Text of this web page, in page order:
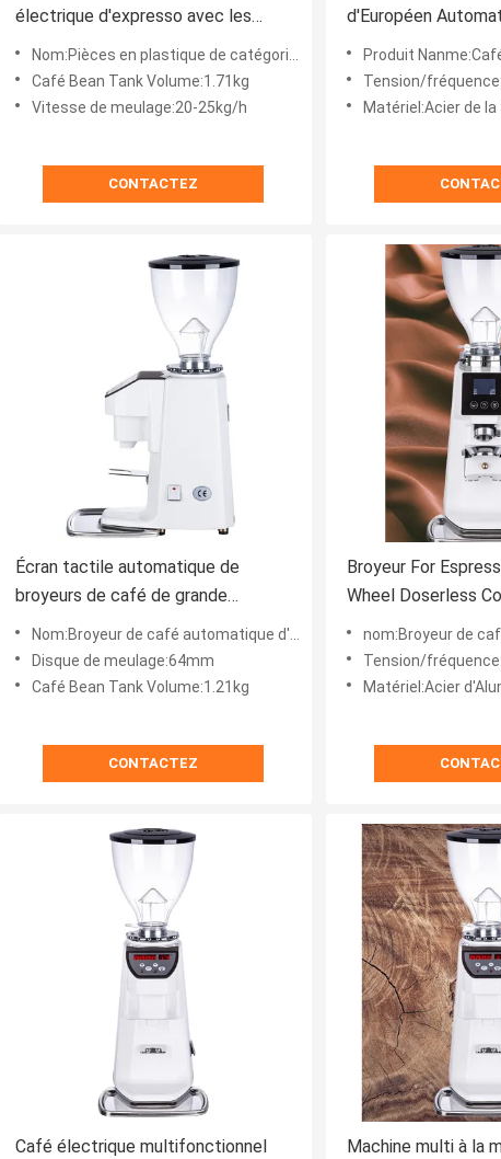
électrique d'expresso avec les
bavures titaniques
Nom:Pièces en plastique de catégorie de l'alliage +food d'Alumnium
Café Bean Tank Volume:1.71kg
Vitesse de meulage:20-25kg/h
CONTACTEZ
d'Européen
Bean Grinding
Produit Nanme:Café Bean
Tension/
Matériel:Acier de la fibre
Écran tactile automatique de
broyeurs de café de grande
capacité
Nom:Broyeur de café automatique d'écran tactile
Disque de meulage:64mm
Café Bean Tank Volume:1.21kg
CONTACTEZ
Broyeur For
Wheel Doserless
nom:Broyeur de café plate de
Tension/
Matériel:Acier
Café électrique multifonctionnel
Machine multi à la